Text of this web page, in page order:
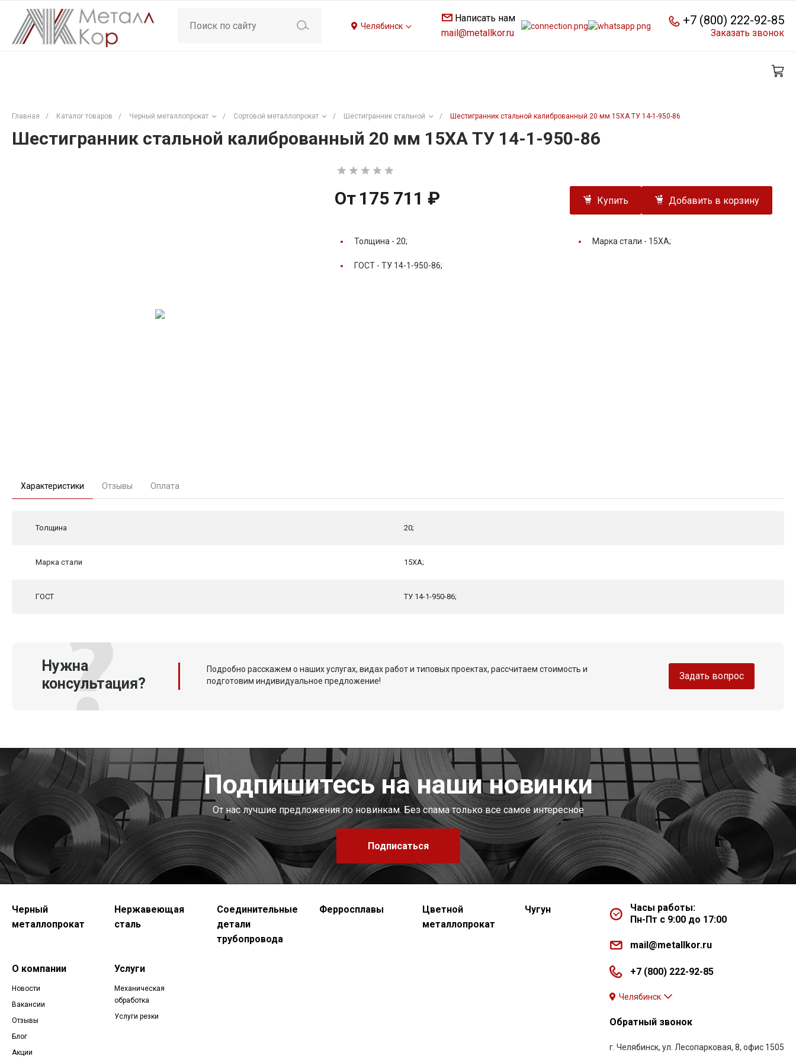
Челябинск
Написать нам
mail@metallkor.ru
+7 (800) 222-92-85
Заказать звонок
Главная / Каталог товаров / Черный металлопрокат / Сортовой металлопрокат / Шестигранник стальной / Шестигранник стальной калиброванный 20 мм 15ХА ТУ 14-1-950-86
Шестигранник стальной калиброванный 20 мм 15ХА ТУ 14-1-950-86
От 175 711 ₽ Купить Добавить в корзину
Толщина - 20; Марка стали - 15ХА;
ГОСТ - ТУ 14-1-950-86;
Характеристики Отзывы Оплата
Толщина 20;
Марка стали 15ХА;
ГОСТ ТУ 14-1-950-86;
Нужна
консультация?
Подробно расскажем о наших услугах, видах работ и типовых проектах, рассчитаем стоимость и
подготовим индивидуальное предложение!
Задать вопрос
Подпишитесь на наши новинки
От нас лучшие предложения по новинкам. Без спама только все самое интересное
Подписаться
Черный
металлопрокат
Нержавеющая
сталь
Соединительные
детали
трубопровода
Ферросплавы
Цветной
металлопрокат
Чугун
О компании
Новости
Вакансии
Отзывы
Блог
Акции
Услуги
Механическая
обработка
Услуги резки
Часы работы:
Пн-Пт с 9:00 до 17:00
mail@metallkor.ru
+7 (800) 222-92-85
Челябинск
Обратный звонок
г. Челябинск, ул. Лесопарковая, 8, офис 1505